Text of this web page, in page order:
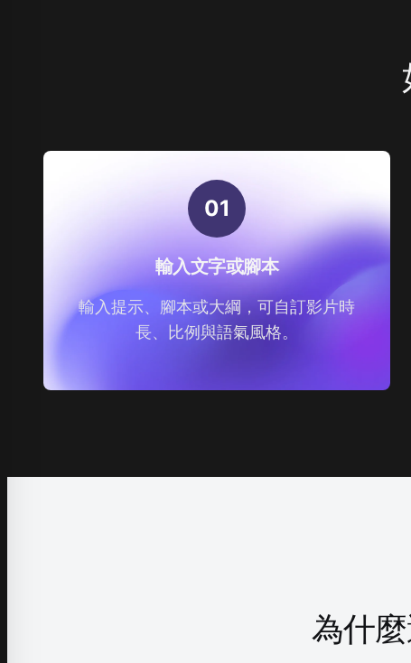
01
輸入文字或腳本
輸入提示、腳本或大綱，可自訂影片時
長、比例與語氣風格。
為什